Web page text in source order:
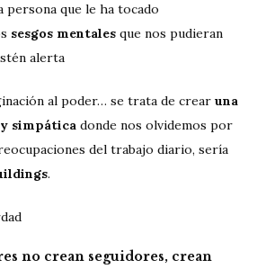
persona que le ha tocado
sesgos mentales que nos pudieran
alerta
al poder… se trata de crear una
simpática donde nos olvidemos por
del trabajo diario, sería
.
no crean seguidores, crean